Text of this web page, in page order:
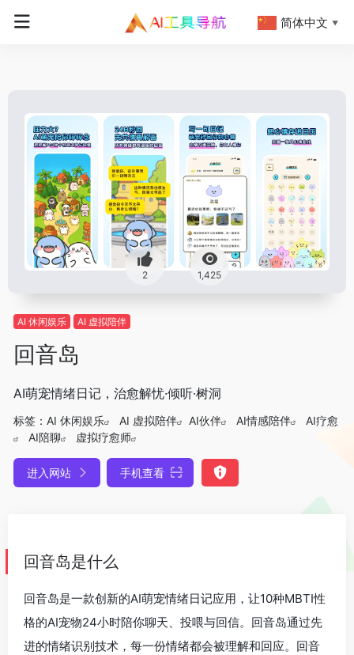
2 1,425
AI 休闲娱乐 AI 虚拟陪伴
回音岛
AI萌宠情绪日记，治愈解忧·倾听·树洞
标签： AI 休闲娱乐 AI 虚拟陪伴 AI伙伴 AI情感陪伴
AI疗愈
AI陪聊
虚拟疗愈师
进入网站 手机查看
回音岛是什么
回音岛是一款创新的AI萌宠情绪日记应用，让10种MBTI性
格的AI宠物24小时陪你聊天、投喂与回信。回音岛通过先
进的情绪识别技术，每一份情绪都会被理解和回应。回音
简体中文 ▼